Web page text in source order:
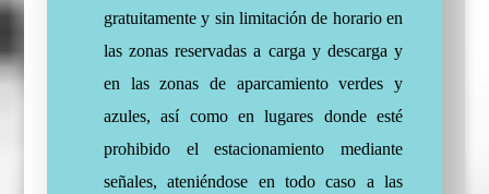
gratuitamente y sin limitación de horario en
las zonas reservadas a carga y descarga y
en las zonas de aparcamiento verdes y
azules, así como en lugares donde esté
prohibido el estacionamiento mediante
señales, ateniéndose en todo caso a las